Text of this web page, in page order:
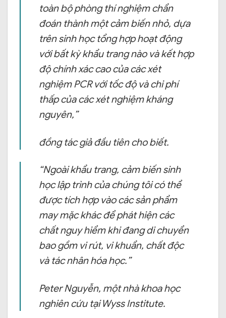
toàn bộ phòng thí nghiệm chẩn
đoán thành một cảm biến nhỏ, dựa
trên sinh học tổng hợp hoạt động
với bất kỳ khẩu trang nào và kết hợp
độ chính xác cao của các xét
nghiệm PCR với tốc độ và chi phí
thấp của các xét nghiệm kháng
nguyên,”
đồng tác giả đầu tiên cho biết.
“Ngoài khẩu trang, cảm biến sinh
học lập trình của chúng tôi có thể
được tích hợp vào các sản phẩm
may mặc khác để phát hiện các
chất nguy hiểm khi đang di chuyển
bao gồm vi rút, vi khuẩn, chất độc
và tác nhân hóa học.”
Peter Nguyễn, một nhà khoa học
nghiên cứu tại Wyss Institute.